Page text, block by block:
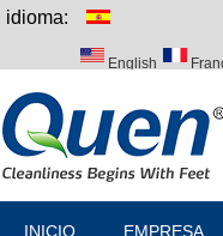
idioma:
English
INICIO EMPRESA